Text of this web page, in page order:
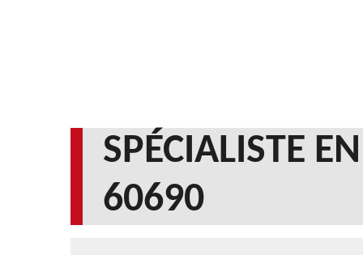
SPÉCIALISTE
60690